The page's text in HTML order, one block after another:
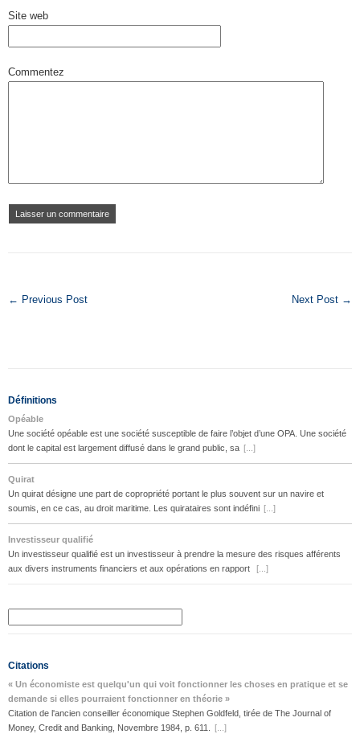
Site web
Commentez
← Previous Post Next Post →
Définitions
Opéable
Une société opéable est une société susceptible de faire l’objet d’une OPA. Une société
dont le capital est largement diffusé dans le grand public, sa [...]
Quirat
Un quirat désigne une part de copropriété portant le plus souvent sur un navire et
soumis, en ce cas, au droit maritime. Les quirataires sont indéfini [...]
Investisseur qualifié
Un investisseur qualifié est un investisseur à prendre la mesure des risques afférents
aux divers instruments financiers et aux opérations en rapport
[...]
Citations
« Un économiste est quelqu'un qui voit fonctionner les choses en pratique et se
demande si elles pourraient fonctionner en théorie »
Citation de l'ancien conseiller économique Stephen Goldfeld, tirée de The Journal of
Money, Credit and Banking, Novembre 1984, p. 611.
[...]